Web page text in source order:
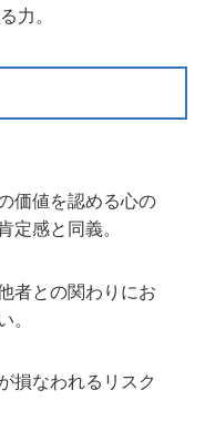
力。
価値を認める心の
定感と同義。
者との関わりにお
。
損なわれるリスク